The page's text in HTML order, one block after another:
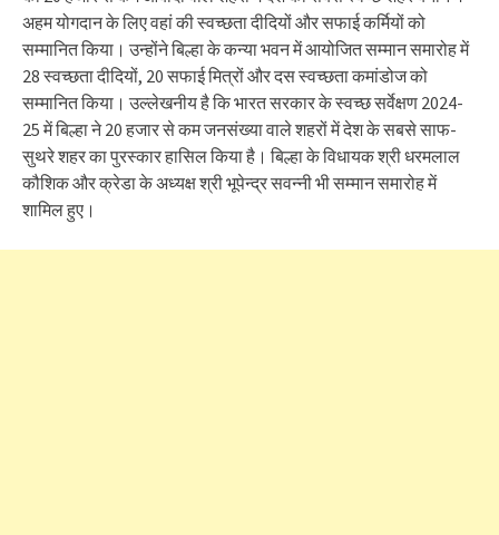
अहम योगदान के लिए वहां की स्वच्छता दीदियों और सफाई कर्मियों को
सम्मानित किया। उन्होंने बिल्हा के कन्या भवन में आयोजित सम्मान समारोह में
28 स्वच्छता दीदियों, 20 सफाई मित्रों और दस स्वच्छता कमांडोज को
सम्मानित किया। उल्लेखनीय है कि भारत सरकार के स्वच्छ सर्वेक्षण 2024-
25 में बिल्हा ने 20 हजार से कम जनसंख्या वाले शहरों में देश के सबसे साफ-
सुथरे शहर का पुरस्कार हासिल किया है। बिल्हा के विधायक श्री धरमलाल
कौशिक और क्रेडा के अध्यक्ष श्री भूपेन्द्र सवन्नी भी सम्मान समारोह में
शामिल हुए।